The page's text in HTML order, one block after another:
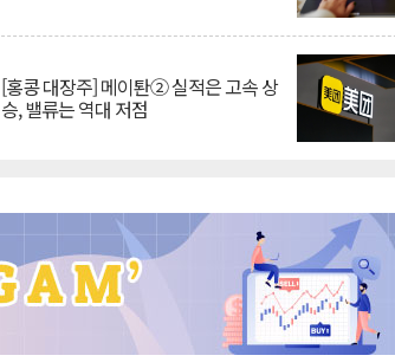
[홍콩 대장주] 메이퇀② 실적은 고속 상
승, 밸류는 역대 저점